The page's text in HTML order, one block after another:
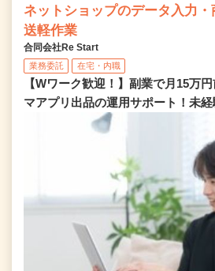
ネットショップのデータ入力
送軽作業
合同会社Re Start
業務委託 在宅・内職
【Wワーク歓迎！】副業で月15万
マアプリ出品の運用サポート！未